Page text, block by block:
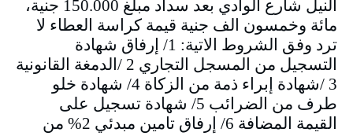
النيل شارع الوادي بعد سداد مبلغ 150.000 جنية،
مائة وخمسون الف جنية قيمة كراسة العطاء لا
ترد وفق الشروط الاتية: 1/ إرفاق شهادة
التسجيل من المسجل التجاري 2 /الدمغة القانونية
3 /شهادة إبراء ذمة من الزكاة 4/ شهادة خلو
طرف من الضرائب 5/ شهادة تسجيل على
القيمة المضافة 6/ إرفاق تامين مبدئي 2% من